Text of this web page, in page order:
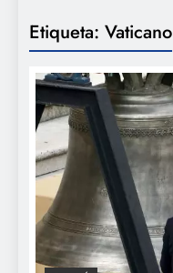
Etiqueta: Vaticano